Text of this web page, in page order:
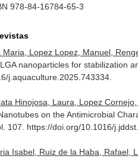
978-84-16784-65-3
Maria, Lopez Lopez, Manuel,
nanoparticles for stabilization
j.aquaculture.2025.743334.
Hinojosa, Laura, Lopez
on the Antimicrobial
107. https://doi.org/10.1016/
Isabel, Ruiz de la Haba, Rafael,